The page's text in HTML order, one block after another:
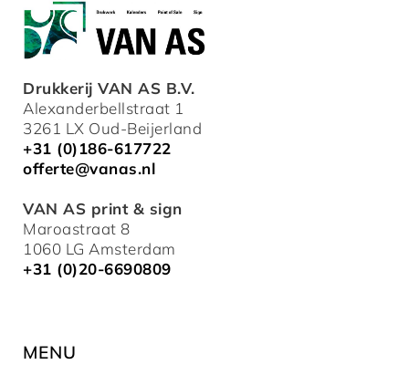
Drukkerij VAN AS B.V.
Alexanderbellstraat 1
3261 LX Oud-Beijerland
+31 (0)186-617722
offerte@vanas.nl
VAN AS print & sign
Maroastraat 8
1060 LG Amsterdam
+31 (0)20-6690809
MENU